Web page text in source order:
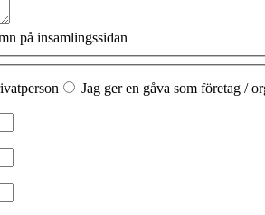
på insamlingssidan
Jag ger en gåva som företag /